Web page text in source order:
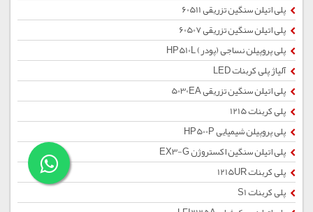
پلی اتیلن سنگین تزریقی 60511
پلی اتیلن سنگین تزریقی 60507
پلی پروپیلن نساجی (پودر) HP510L
آلیاژ پلی کربنات LED
پلی اتیلن سنگین تزریقی 5030EA
پلی کربنات 1215
پلی پروپیلن شیمیایی HP500P
پلی اتیلن سنگین اکستروژن EX3-G
پلی کربنات 1215UR
پلی کربنات S1